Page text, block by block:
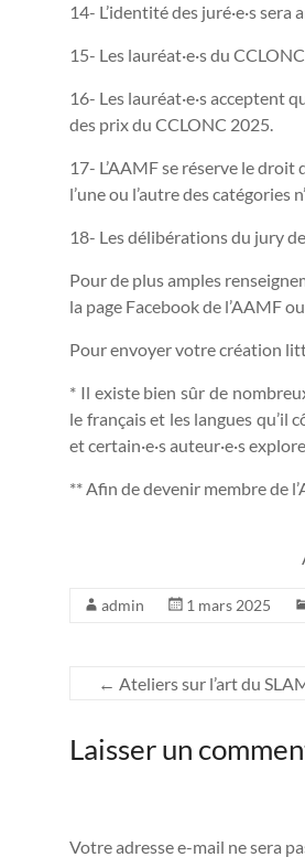
14- L’identité des juré·e·s
15- Les lauréat·e·s du
16- Les lauréat·e·s acceptent
des prix du CCLONC 2025.
17- L’AAMF se réserve le
l’une ou l’autre des
18- Les délibérations du jury
Pour de plus amples
la page Facebook de l’AAMF
Pour envoyer votre création
* Il existe bien sûr de
le français et les langues qu’il
et certain·e·s auteur·e·s
** Afin de devenir membre de
admin 1 mars 2025
← Ateliers sur l’art du
Laisser un
Votre adresse e-mail ne sera